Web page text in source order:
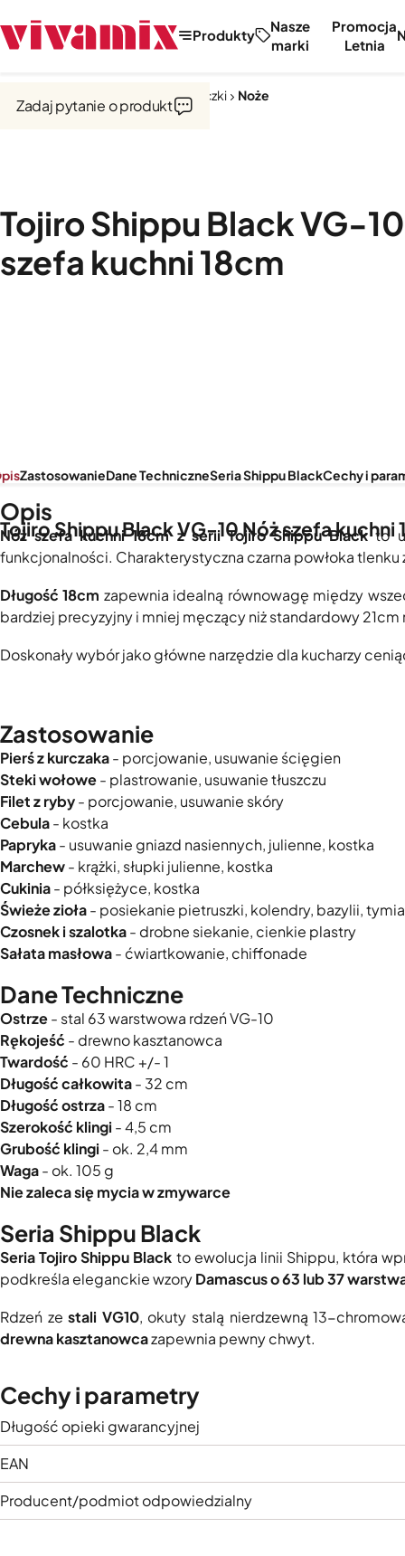
Produkty
Nasze
marki
Promocja
Letnia
Noże, tarki, obieraczki Noże
Tojiro Shippu Black VG-
szefa kuchni 18cm
Zadaj pytanie o produkt
Tojiro Shippu Black VG-10 Nóż szefa kuchni
ZastosowanieDane TechniczneSeria Shippu BlackCechy i
Opis
Nóż szefa kuchni 18cm z serii Tojiro Shippu Blackto
funkcjonalności. Charakterystyczna czarna powłoka
Długość 18cm zapewnia idealną równowagę między
bardziej precyzyjny i mniej męczący niż standardowy 21cm
Doskonały wybór jako główne narzędzie dla kucharzy
Zastosowanie
Pierś z kurczaka- porcjowanie, usuwanie ścięgien
Steki wołowe- plastrowanie, usuwanie tłuszczu
Filet z ryby- porcjowanie, usuwanie skóry
Cebula- kostka
Papryka- usuwanie gniazd nasiennych, julienne, kostka
Marchew- krążki, słupki julienne, kostka
Cukinia- półksiężyce, kostka
Świeże zioła- posiekanie pietruszki, kolendry, bazylii,
Czosnek i szalotka- drobne siekanie, cienkie plastry
Sałata masłowa- ćwiartkowanie, chiffonade
Dane Techniczne
Ostrze- stal 63 warstwowa rdzeń VG-10
Rękojeść - drewno kasztanowca
Twardość - 60 HRC +/- 1
Długość całkowita- 32 cm
Długość ostrza- 18 cm
Szerokość klingi - 4,5 cm
Grubość klingi - ok. 2,4 mm
Waga- ok. 105 g
Nie zaleca się mycia w zmywarce
Seria Shippu Black
Seria Tojiro Shippu Black to ewolucja linii Shippu, która
podkreśla eleganckie wzoryDamascus o 63 lub 37
Rdzeń zestali VG10, okuty stalą nierdzewną 13-
drewna kasztanowcazapewnia pewny chwyt.
Cechy i parametry
Długość opieki gwarancyjnej
EAN
Producent/podmiot odpowiedzialny